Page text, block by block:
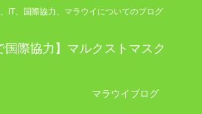
IT、国際協力、マラウイについてのブログ
国際協力】マルクストマスク
マラウイブログ